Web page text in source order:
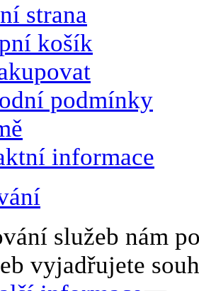
strana
košík
podmínky
informace
služeb nám
vyjadřujete